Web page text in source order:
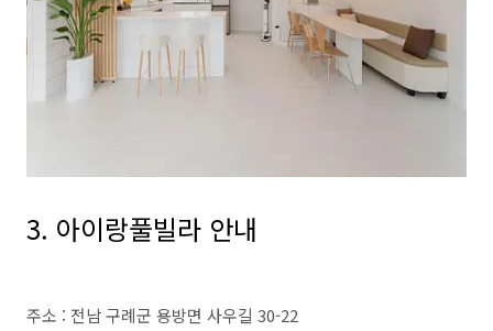
3. 아이랑풀빌라 안내
주소 : 전남 구례군 용방면 사우길 30-22